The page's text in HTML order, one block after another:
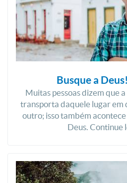
Busque a
Muitas pessoas dizem que
transporta daquele lugar em
outro; isso também
Deus. Continue